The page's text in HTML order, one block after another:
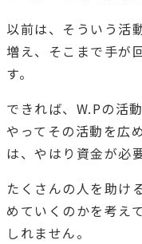
以前は、そういう活
増え、そこまで手が
す。
できれば、W.Pの活
やってその活動を広
は、やはり資金が必要
たくさんの人を助け
めていくのかを考え
しれません。